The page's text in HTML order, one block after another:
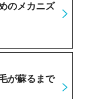
のメカニズ
が蘇るまで